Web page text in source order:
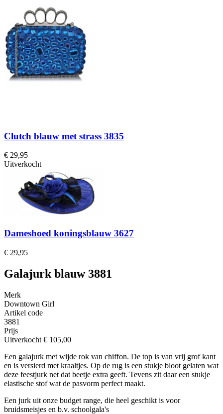
Clutch blauw met strass 3835
€ 29,95
Uitverkocht
Dameshoed koningsblauw 3627
€ 29,95
Galajurk blauw 3881
Merk
Downtown Girl
Artikel code
3881
Prijs
Uitverkocht € 105,00
Een galajurk met wijde rok van chiffon. De top is van vrij grof kant
en is versierd met kraaltjes. Op de rug is een stukje bloot gelaten wat
deze feestjurk net dat beetje extra geeft. Tevens zit daar een stukje
elastische stof wat de pasvorm perfect maakt.
Een jurk uit onze budget range, die heel geschikt is voor
bruidsmeisjes en b.v. schoolgala's